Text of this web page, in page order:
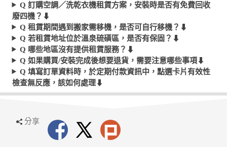
Q 訂購空調／洗乾衣機租賃方案，安裝時是否有免費回收
廢四機？ ⬇︎
Q 租賃期間遇到搬家需移機，是否可自行移機？ ⬇︎
Q 若租賃地址位於溫泉硫磺區，是否有保固？ ⬇︎
Q 哪些地區沒有提供租賃服務？ ⬇︎
Q 如果購買/安裝完成後想要退貨，需要注意哪些事項⬇︎
Q 填寫訂單資料時，於定期付款資訊中，點選卡片有效性
檢查無反應，該如何處理⬇︎
分享